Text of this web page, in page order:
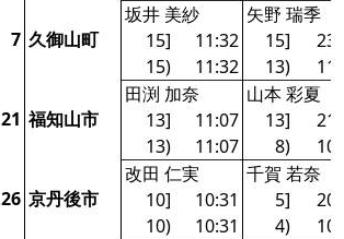
7 久御山町
坂井 美紗
矢野 瑞季
15]
11:32 15]
15)
11:32 13)
21 福知山市
田渕 加奈
山本 彩夏
13]
11:07 13]
13)
11:07 8)
26 京丹後市
改田 仁実
千賀 若奈
10]
10:31 5]
10)
10:31 4)